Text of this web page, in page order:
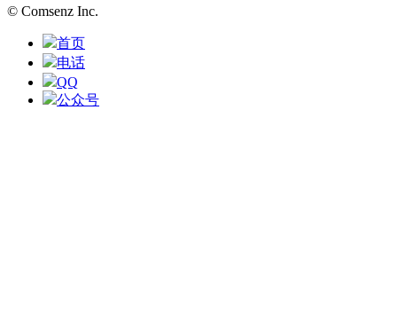
© Comsenz Inc.
首页
电话
QQ
公众号